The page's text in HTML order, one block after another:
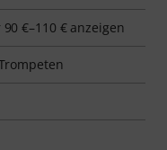
€–110 € anzeigen